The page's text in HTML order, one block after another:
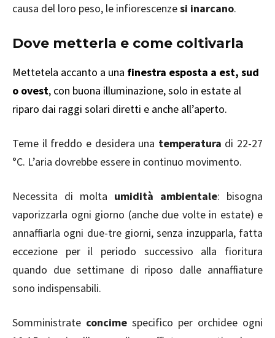
causa del loro peso, le infiorescenzesi inarcano.
Dove metterla e come coltivarla
Mettetela accanto a una finestra esposta a est, sud
o ovest, con buona illuminazione, solo in estate al
riparo dai raggi solari diretti e anche all’aperto.
Teme il freddo e desidera una temperatura di 22-27
°C. L’aria dovrebbe essere in continuo movimento.
Necessita di molta umidità ambientale: bisogna
vaporizzarla ogni giorno (anche due volte in estate) e
annaffiarla ogni due-tre giorni, senza inzupparla, fatta
eccezione per il periodo successivo alla fioritura
quando due settimane di riposo dalle annaffiature
sono indispensabili.
Somministrate concime specifico per orchidee ogni